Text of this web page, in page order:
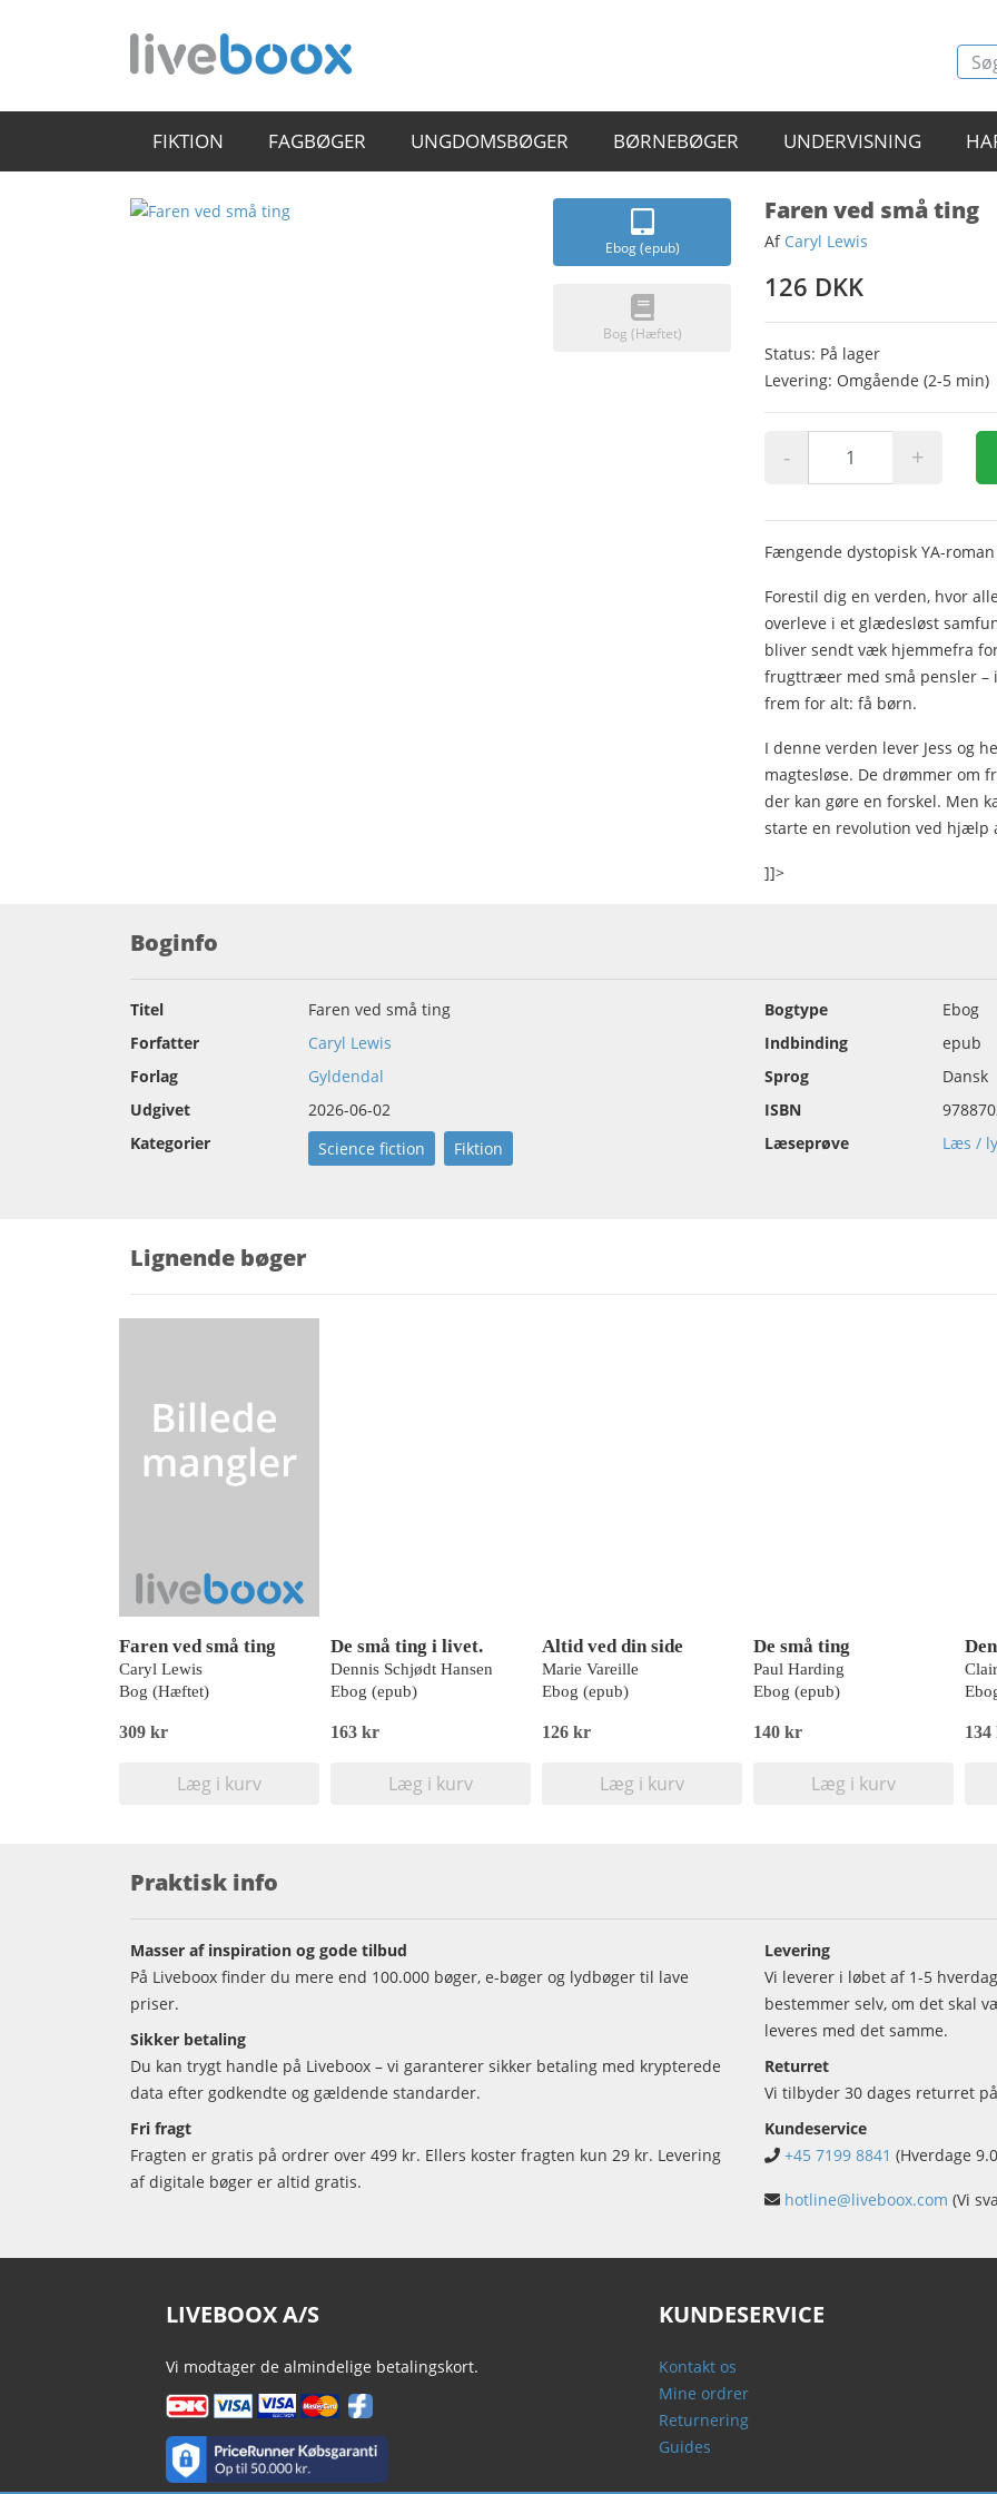
FIKTION FAGBØGER UNGDOMSBØGER BØRNEBØGER UNDERVISNING
Ebog (epub)
Bog (Hæftet)
Faren ved små ting
Af Caryl Lewis
126 DKK
Status: På lager
Levering: Omgående (2-5 min)
- +
Fængende dystopisk YA-
Forestil dig en verden, hvor
overleve i et glædesløst
bliver sendt væk hjemmefra
frugttræer med små pensler –
frem for alt: få børn.
I denne verden lever Jess og
magtesløse. De drømmer om
der kan gøre en forskel. Men
starte en revolution ved hjælp
]]>
Boginfo
Titel
Faren ved små ting
Forfatter
Caryl Lewis
Forlag
Gyldendal
Udgivet
2026-06-02
Kategorier
Science fiction Fiktion
Bogtype
Ebog
Indbinding
epub
Sprog
Dansk
ISBN
Læseprøve
Læs /
Lignende bøger
Faren ved små ting
Caryl Lewis
Bog (Hæftet)
309 kr
Læg i kurv
De små ting i livet.
Dennis Schjødt Hansen
Ebog (epub)
163 kr
Læg i kurv
Altid ved din side
Marie Vareille
Ebog (epub)
126 kr
Læg i kurv
De små ting
Paul Harding
Ebog (epub)
140 kr
Læg i kurv
Praktisk info
Masser af inspiration og gode tilbud
På Liveboox finder du mere end 100.000 bøger, e-bøger og lydbøger til lave
priser.
Sikker betaling
Du kan trygt handle på Liveboox – vi garanterer sikker betaling med krypterede
data efter godkendte og gældende standarder.
Fri fragt
Fragten er gratis på ordrer over 499 kr. Ellers koster fragten kun 29 kr. Levering
af digitale bøger er altid gratis.
Levering
Vi leverer i løbet af 1-5
bestemmer selv, om det skal
leveres med det samme.
Returret
Vi tilbyder 30 dages returret
Kundeservice
+45 7199 8841 (Hverdage
hotline@liveboox.com (Vi
LIVEBOOX A/S
Vi modtager de almindelige betalingskort.
KUNDESERVICE
Kontakt os
Mine ordrer
Returnering
Guides